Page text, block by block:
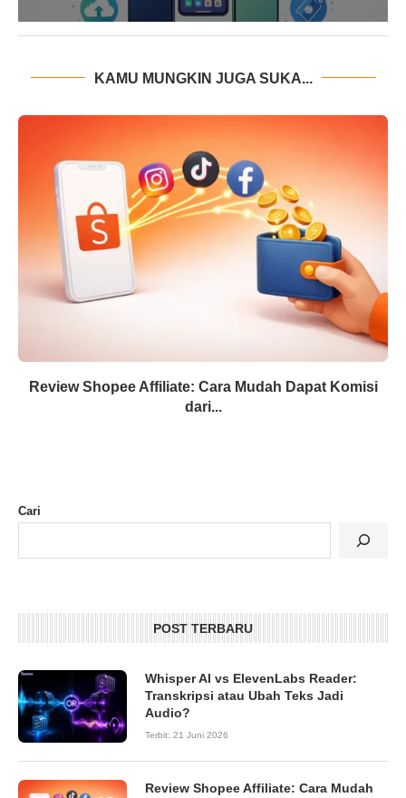
KAMU MUNGKIN JUGA SUKA...
Review Shopee Affiliate: Cara Mudah Dapat Komisi
dari...
Cari
POST TERBARU
Whisper AI vs ElevenLabs Reader:
Transkripsi atau Ubah Teks Jadi
Audio?
Terbit: 21 Juni 2026
Review Shopee Affiliate: Cara Mudah